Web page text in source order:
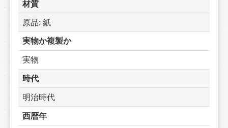
材質
原品: 紙
実物か複製か
実物
時代
明治時代
西暦年